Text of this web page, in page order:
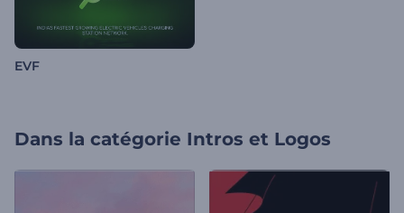
EVF
Dans la catégorie Intros et Logos